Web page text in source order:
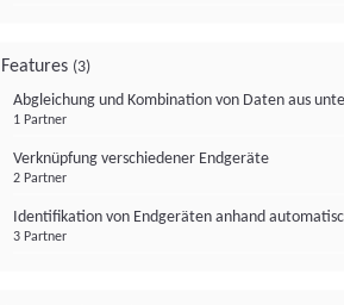
Features (3)
Abgleichung und Kombination von Daten aus
1 Partner
Verknüpfung verschiedener Endgeräte
2 Partner
Identifikation von Endgeräten anhand
3 Partner